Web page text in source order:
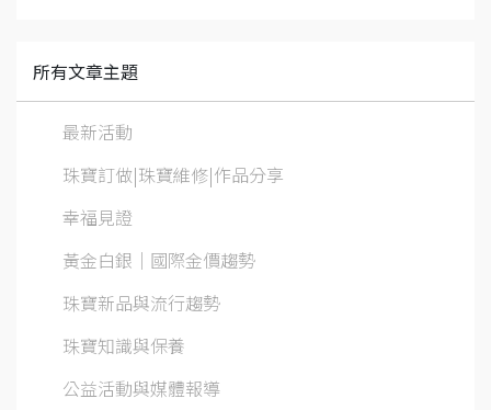
所有文章主題
最新活動
珠寶訂做|珠寶維修|作品分享
幸福見證
黃金白銀│國際金價趨勢
珠寶新品與流行趨勢
珠寶知識與保養
公益活動與媒體報導